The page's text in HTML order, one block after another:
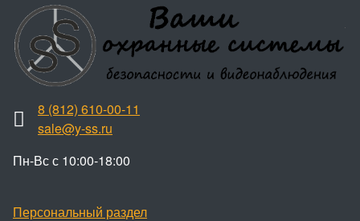
8 (812) 610-00-11
sale@y-ss.ru
Пн-Вс с 10:00-18:00
Персональный раздел